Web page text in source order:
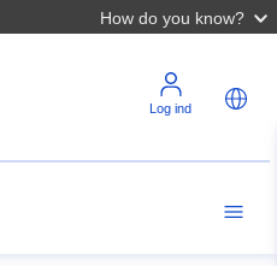
How do you know?
Log ind